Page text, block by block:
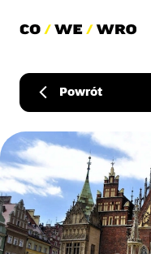
Powrót